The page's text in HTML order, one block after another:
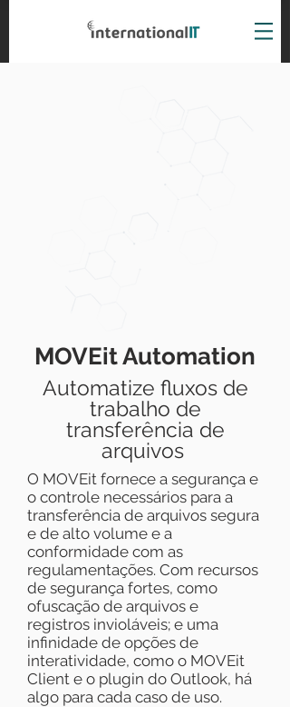
MOVEit Automation
Automatize fluxos de
trabalho de
transferência de
arquivos
O MOVEit fornece a segurança e
o controle necessários para a
transferência de arquivos segura
e de alto volume e a
conformidade com as
regulamentações. Com recursos
de segurança fortes, como
ofuscação de arquivos e
registros invioláveis; e uma
infinidade de opções de
interatividade, como o MOVEit
Client e o plugin do Outlook, há
algo para cada caso de uso.